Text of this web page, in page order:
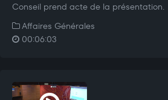
Conseil prend acte de la présentation.
Affaires Générales
00:06:03